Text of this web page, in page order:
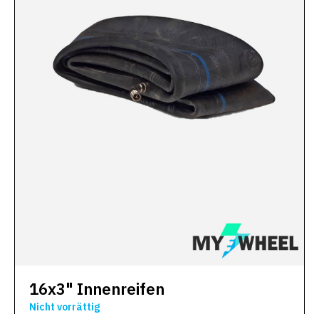
16x3" Innenreifen
Nicht vorrättig